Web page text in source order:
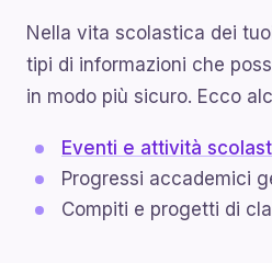
Nella vita scolastica dei
tipi di informazioni che
in modo più sicuro. Ecco
Eventi e attività
Progressi accademici
Compiti e progetti di